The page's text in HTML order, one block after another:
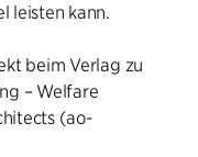
leisten kann.
beim Verlag zu
– Welfare
(ao-